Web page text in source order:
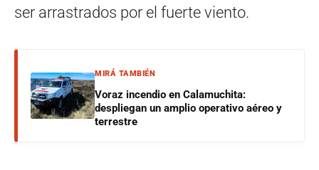
ser arrastrados por el fuerte viento.
MIRÁ TAMBIÉN
Voraz incendio en Calamuchita:
despliegan un amplio operativo aéreo y
terrestre